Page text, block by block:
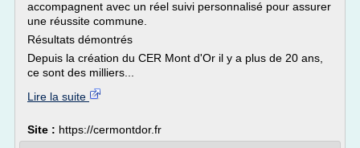
accompagnent avec un réel suivi personnalisé pour assurer
une réussite commune.
Résultats démontrés
Depuis la création du CER Mont d'Or il y a plus de 20 ans,
ce sont des milliers...
Lire la suite
Site : https://cermontdor.fr